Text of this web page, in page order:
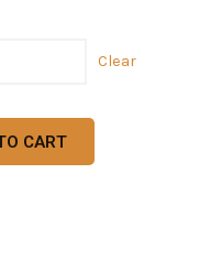
Clear
CART